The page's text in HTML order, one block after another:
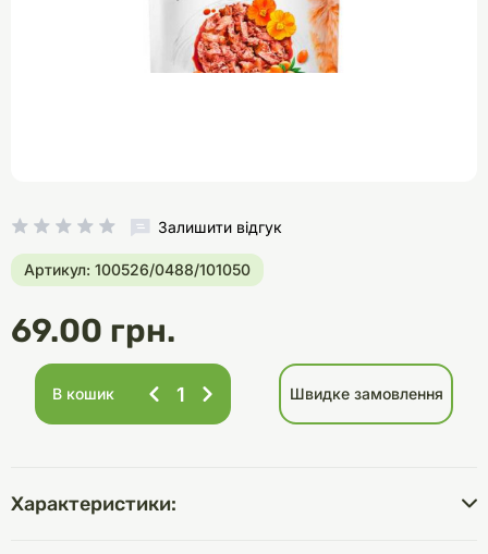
Залишити відгук
Артикул: 100526/0488/101050
69.00 грн.
В кошик Швидке замовлення
Характеристики: